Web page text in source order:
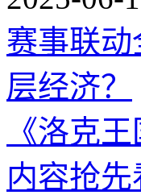
赛事联
层经济？
《洛克
内容抢先